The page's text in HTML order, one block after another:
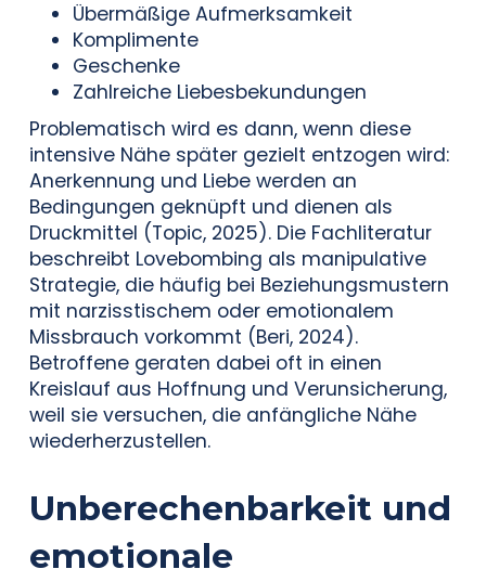
Übermäßige Aufmerksamkeit
Komplimente
Geschenke
Zahlreiche Liebesbekundungen
Problematisch wird es dann, wenn diese
intensive Nähe später gezielt entzogen wird:
Anerkennung und Liebe werden an
Bedingungen geknüpft und dienen als
Druckmittel (Topic, 2025). Die Fachliteratur
beschreibt Lovebombing als manipulative
Strategie, die häufig bei Beziehungsmustern
mit narzisstischem oder emotionalem
Missbrauch vorkommt (Beri, 2024).
Betroffene geraten dabei oft in einen
Kreislauf aus Hoffnung und Verunsicherung,
weil sie versuchen, die anfängliche Nähe
wiederherzustellen.
Unberechenbarkeit und
emotionale